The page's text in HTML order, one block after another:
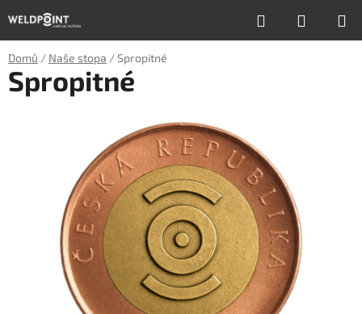
na
obsah
Hledat
KOŠÍK
Domů / Naše stopa /Spropitné
Spropitné